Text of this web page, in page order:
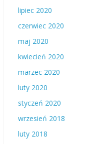
lipiec 2020
czerwiec 2020
maj 2020
kwiecień 2020
marzec 2020
luty 2020
styczeń 2020
wrzesień 2018
luty 2018